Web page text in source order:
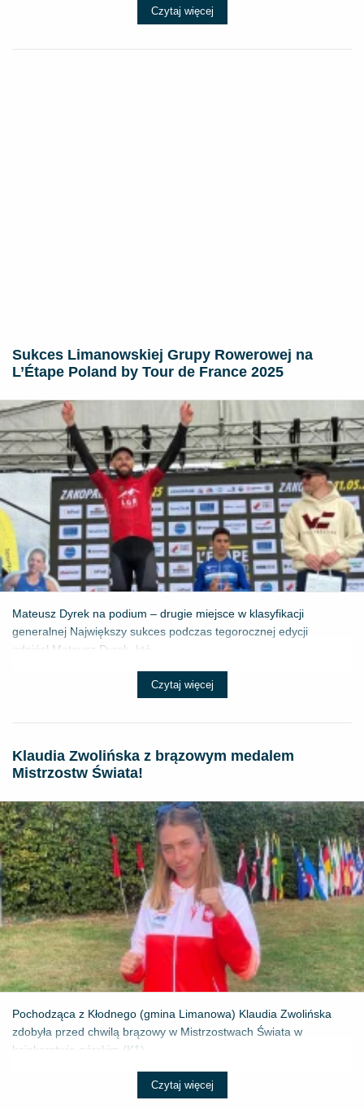
Czytaj więcej
Sukces Limanowskiej Grupy Rowerowej na
L’Étape Poland by Tour de France 2025
Mateusz Dyrek na podium – drugie miejsce w klasyfikacji
generalnej Największy sukces podczas tegorocznej edycji
odniósł Mateusz Dyrek, któ...
Czytaj więcej
Klaudia Zwolińska z brązowym medalem
Mistrzostw Świata!
Pochodząca z Kłodnego (gmina Limanowa) Klaudia Zwolińska
zdobyła przed chwilą brązowy w Mistrzostwach Świata w
kajakarstwie górskim (K1) ...
Czytaj więcej